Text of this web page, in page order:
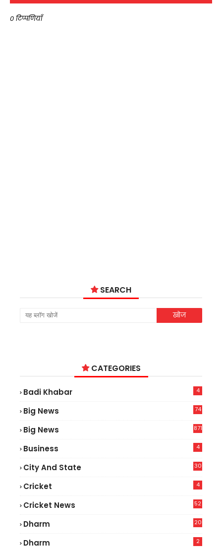
0 टिप्पणियाँ
SEARCH
CATEGORIES
Badi Khabar 4
Big News
74
Big News 871
Business 4
City And State 30
Cricket 4
Cricket News
52
Dharm 20
Dharm 2